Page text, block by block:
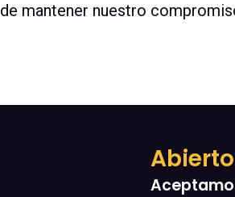
de mantener nuestro